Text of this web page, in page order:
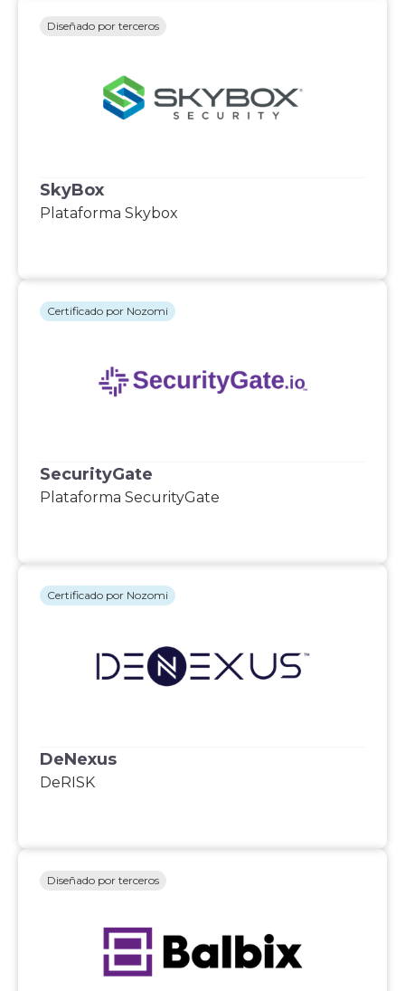
SkyBox
Plataforma Skybox
Diseñado por terceros
SecurityGate
Plataforma SecurityGate
Certificado por Nozomi
DeNexus
DeRISK
Certificado por Nozomi
Diseñado por terceros